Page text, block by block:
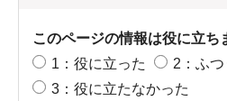
このページの情報は役に立ち
1：役に立った
2：ふつ
3：役に立たなかった